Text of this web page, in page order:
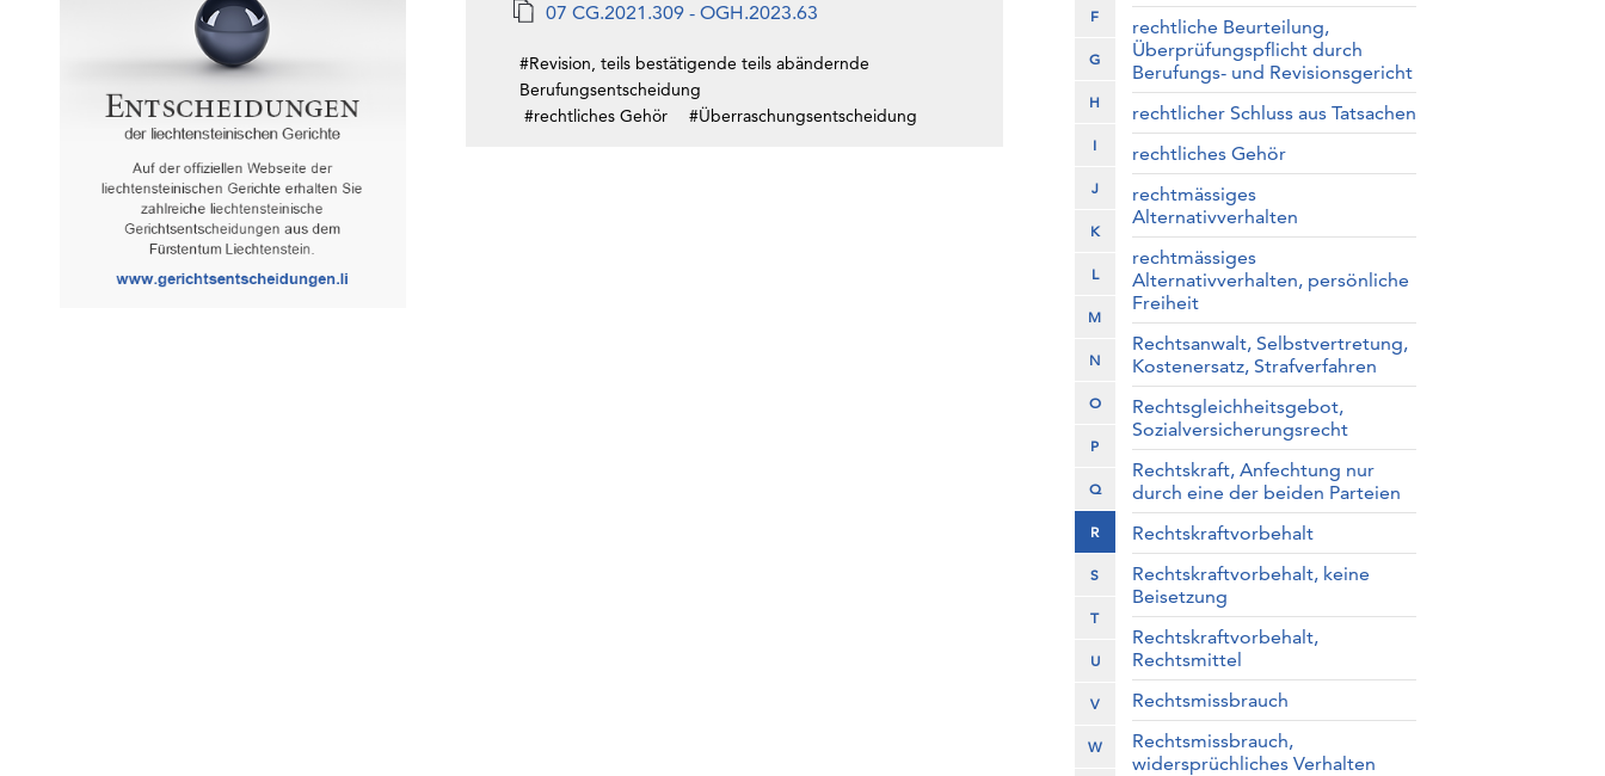
07 CG.2021.309 - OGH.2023.63
#Revision, teils bestätigende teils abändernde
Berufungsentscheidung
#rechtliches Gehör
#Überraschungsentscheidung
F
G
H
I
J
K
L
M
N
O
P
Q
R
S
T
U
V
W
rechtliche Beurteilung,
Überprüfungspflicht durch
Berufungs- und Revisionsgericht
rechtlicher Schluss aus Tatsachen
rechtliches Gehör
rechtmässiges
Alternativverhalten
rechtmässiges
Alternativverhalten, persönliche
Freiheit
Rechtsanwalt, Selbstvertretung,
Kostenersatz, Strafverfahren
Rechtsgleichheitsgebot,
Sozialversicherungsrecht
Rechtskraft, Anfechtung nur
durch eine der beiden Parteien
Rechtskraftvorbehalt
Rechtskraftvorbehalt, keine
Beisetzung
Rechtskraftvorbehalt,
Rechtsmittel
Rechtsmissbrauch
Rechtsmissbrauch,
widersprüchliches Verhalten